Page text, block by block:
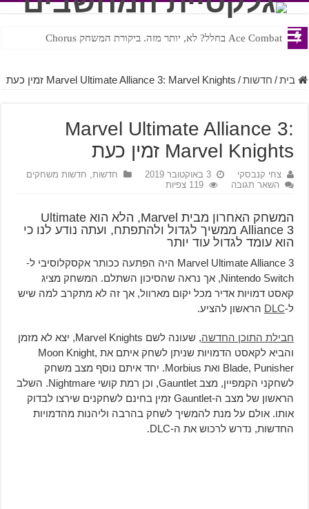
Ace Combat בחלל? לא, יותר מזה. ביקורת המשחק Chorus
Steven Universe והשירים שתורגמו בצורה נוראית לעברית
בית / חדשות / Marvel Ultimate Alliance 3: Marvel Knights זמין כעת
Marvel Ultimate Alliance 3:
Marvel Knights זמין כעת
צחי קנבסקי 3 באוקטובר 2019 חדשות, חדשות משחקים
השאר תגובה
119 צפיות
המשחק האחרון מבית Marvel, הלא הוא Ultimate
Alliance 3 ממשיך לגדול ולהתפתח, ועתה נודע לנו כי
הוא עומד לגדול עוד יותר
Marvel Ultimate Alliance 3 היה הפתעה ככותר אקסקלוסיבי ל-
Nintendo Switch, אך נראה שהסיכון השתלם. המשחק מציג
קאסט דמויות אדיר מכל יקום מארוול, אך זה לא מתקרב למה שיש
ל-DLCהראשון להציע.
חבילת התוכן החדשה
, שעונה לשם Marvel Knights, יצא לא מזמן
והביא לקאסט הדמויות שניתן לשחק איתם את Moon Knight,
Blade, Punisher ואת Morbius. יחד איתם נוסף מצב משחק
לשחקני הקמפיין, מצב Gauntlet, וכן רמת קושי Nightmare. השלב
הראשון של מצב ה-Gauntlet זמין בחינם לשחקנים שירצו לבדוק
אותו. אולם על מנת להמשיך לשחק בהרבה וליהנות מהדמויות
החדשות, נדרש לרכוש את ה-DLC.